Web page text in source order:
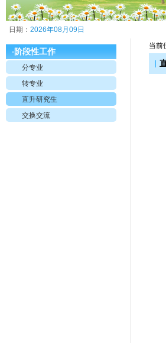
日期： 2026年08月09日
· 阶段性工作
分专业
转专业
直升研究生
交换交流
当前